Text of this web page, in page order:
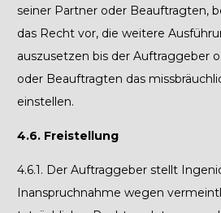
seiner Partner oder Beauftragten,
das Recht vor, die weitere
auszusetzen bis der Auftraggeber
oder Beauftragten das
einstellen.
4.6. Freistellung
4.6.1. Der Auftraggeber stellt
Inanspruchnahme wegen